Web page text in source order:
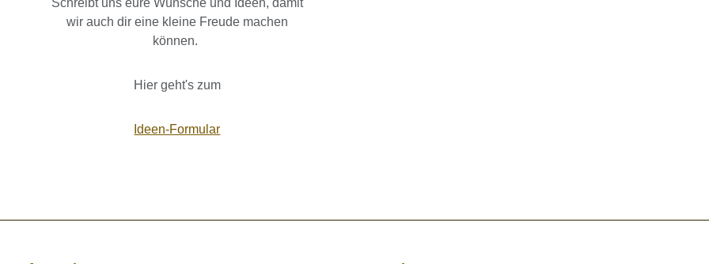
Schreibt uns eure Wünsche und Ideen, damit
wir auch dir eine kleine Freude machen
können.
Hier geht's zum
Ideen-Formular